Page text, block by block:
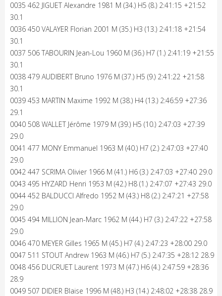
0035 462 JIGUET Alexandre 1981 M (34.) H5 (8.) 2:41:15 +21:52
30.1
0036 450 VALAYER Florian 2001 M (35.) H3 (13.) 2:41:18 +21:54
30.1
0037 506 TABOURIN Jean-Lou 1960 M (36.) H7 (1.) 2:41:19 +21:55
30.1
0038 479 AUDIBERT Bruno 1976 M (37.) H5 (9.) 2:41:22 +21:58
30.1
0039 453 MARTIN Maxime 1992 M (38.) H4 (13.) 2:46:59 +27:36
29.1
0040 508 WALLET Jérôme 1979 M (39.) H5 (10.) 2:47:03 +27:39
29.0
0041 477 MONY Emmanuel 1963 M (40.) H7 (2.) 2:47:03 +27:40
29.0
0042 447 SCRIMA Olivier 1966 M (41.) H6 (3.) 2:47:03 +27:40 29.0
0043 495 HYZARD Henri 1953 M (42.) H8 (1.) 2:47:07 +27:43 29.0
0044 452 BALDUCCI Alfredo 1952 M (43.) H8 (2.) 2:47:21 +27:58
29.0
0045 494 MILLION Jean-Marc 1962 M (44.) H7 (3.) 2:47:22 +27:58
29.0
0046 470 MEYER Gilles 1965 M (45.) H7 (4.) 2:47:23 +28:00 29.0
0047 511 STOUT Andrew 1963 M (46.) H7 (5.) 2:47:35 +28:12 28.9
0048 456 DUCRUET Laurent 1973 M (47.) H6 (4.) 2:47:59 +28:36
28.9
0049 507 DIDIER Blaise 1996 M (48.) H3 (14.) 2:48:02 +28:38 28.9